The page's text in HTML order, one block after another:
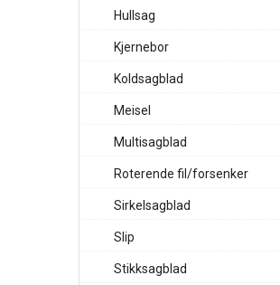
Hullsag
Kjernebor
Koldsagblad
Meisel
Multisagblad
Roterende fil/forsenker
Sirkelsagblad
Slip
Stikksagblad